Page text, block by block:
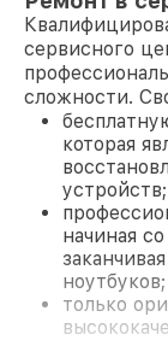
сервисного
сложности.
которая
устройств;
начиная
ноутбуков;
только